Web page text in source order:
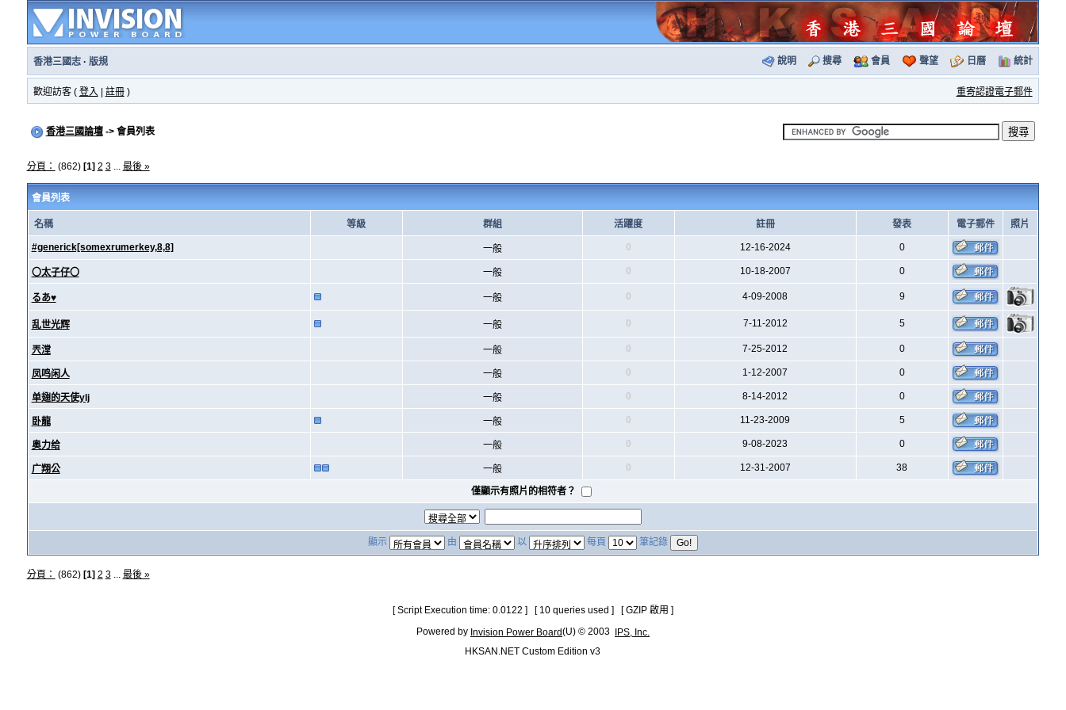
香港三國志· 版規 說明 搜尋 會員 聲望 日曆 統計
歡迎訪客 ( 登入 註冊) 重寄認證電子郵件
香港三國論壇-> 會員列表
分頁： (862) [1] 2 3... 最後 »
會員列表
名稱 等級 群組 活躍度 註冊 發表 電子郵件 照片
#generick[somexrumerkey,8,8] 一般 0 12-16-2024 0
〇太子仔〇 一般 0 10-18-2007 0
るあ♥ 一般 0 4-09-2008 9
乱世光辉 一般 0 7-11-2012 5
兲漟 一般 0 7-25-2012 0
凤鸣闲人 一般 0 1-12-2007 0
单翅的天使ylj 一般 0 8-14-2012 0
卧龍 一般 0 11-23-2009 5
奥力给 一般 0 9-08-2023 0
广翔公 一般 0 12-31-2007 38
僅顯示有照片的相符者？
顯示 由 以 每頁 筆記錄
分頁： (862) [1] 2 3... 最後 »
[ Script Execution time: 0.0122 ] [ 10 queries used ] [ GZIP 啟用 ]
Powered by Invision Power Board(U) © 2003
IPS, Inc.
HKSAN.NET Custom Edition v3